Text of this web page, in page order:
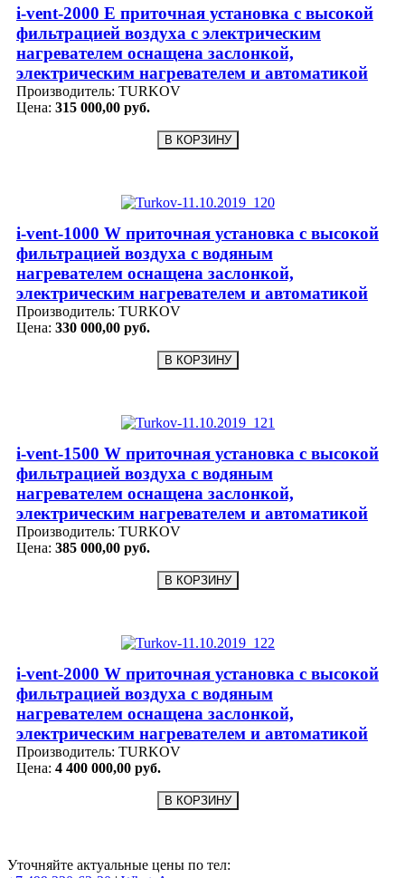
i-vent-2000 E приточная установка с высокой
фильтрацией воздуха с электрическим
нагревателем оснащена заслонкой,
электрическим нагревателем и автоматикой
Производитель: TURKOV
Цена: 315 000,00 руб.
i-vent-1000 W приточная установка с высокой
фильтрацией воздуха с водяным
нагревателем оснащена заслонкой,
электрическим нагревателем и автоматикой
Производитель: TURKOV
Цена: 330 000,00 руб.
i-vent-1500 W приточная установка с высокой
фильтрацией воздуха с водяным
нагревателем оснащена заслонкой,
электрическим нагревателем и автоматикой
Производитель: TURKOV
Цена: 385 000,00 руб.
i-vent-2000 W приточная установка с высокой
фильтрацией воздуха с водяным
нагревателем оснащена заслонкой,
электрическим нагревателем и автоматикой
Производитель: TURKOV
Цена: 4 400 000,00 руб.
Уточняйте актуальные цены по тел: